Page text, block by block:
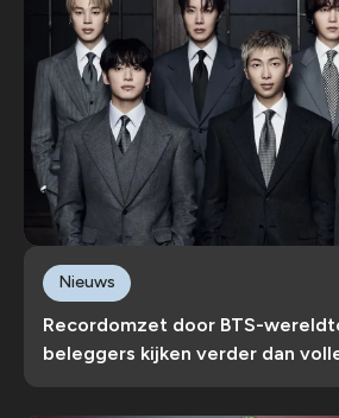
Recordomzet door BTS-
beleggers kijken verder dan
Nieuws